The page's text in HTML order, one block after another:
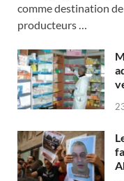
comme destination
producteurs …